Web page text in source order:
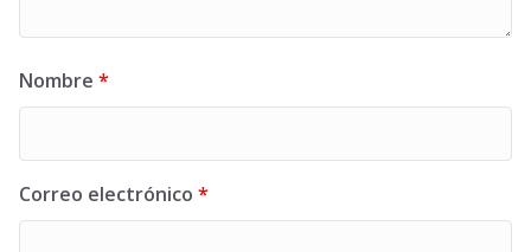
Nombre *
Correo electrónico *